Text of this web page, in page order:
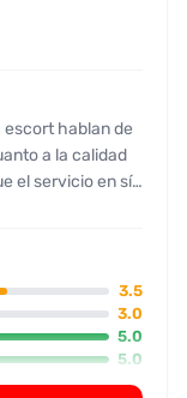
hablan de
a la calidad
el servicio en sí
arruina la
zona que solo
La
la
el cliente
y muy
3.5
3.0
5.0
5.0